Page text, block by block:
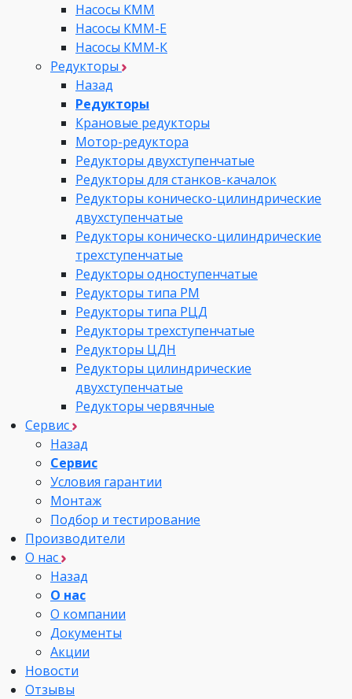
Насосы КММ
Насосы КММ-Е
Насосы КММ-К
Редукторы
Назад
Редукторы
Крановые редукторы
Мотор-редуктора
Редукторы двухступенчатые
Редукторы для станков-качалок
Редукторы коническо-цилиндрические
двухступенчатые
Редукторы коническо-цилиндрические
трехступенчатые
Редукторы одноступенчатые
Редукторы типа РМ
Редукторы типа РЦД
Редукторы трехступенчатые
Редукторы ЦДН
Редукторы цилиндрические
двухступенчатые
Редукторы червячные
Сервис
Назад
Сервис
Условия гарантии
Монтаж
Подбор и тестирование
Производители
О нас
Назад
О нас
О компании
Документы
Акции
Новости
Отзывы